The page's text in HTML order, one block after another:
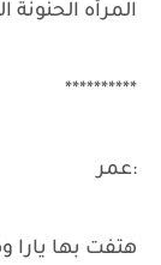
المرأه الحنونة
**********
:عمر
هتفت بها يارا